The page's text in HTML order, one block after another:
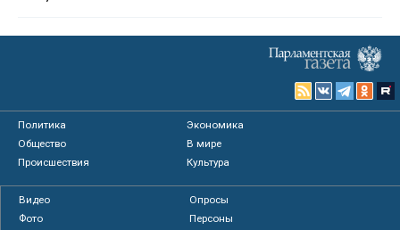
Политика
Экономика
Общество
В мире
Происшествия
Культура
Видео
Опросы
Фото
Персоны